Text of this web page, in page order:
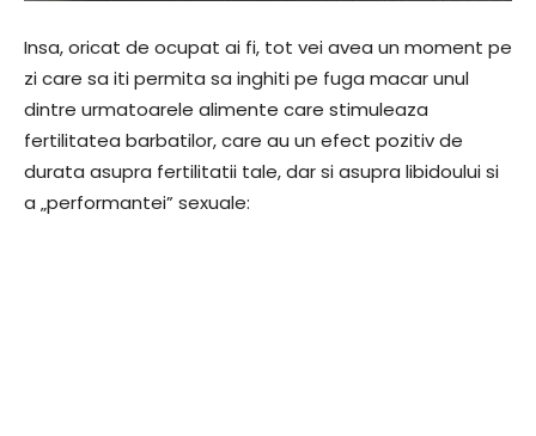
Insa, oricat de ocupat ai fi, tot vei avea un moment pe
zi care sa iti permita sa inghiti pe fuga macar unul
dintre urmatoarele alimente care stimuleaza
fertilitatea barbatilor, care au un efect pozitiv de
durata asupra fertilitatii tale, dar si asupra libidoului si
a „performantei” sexuale: